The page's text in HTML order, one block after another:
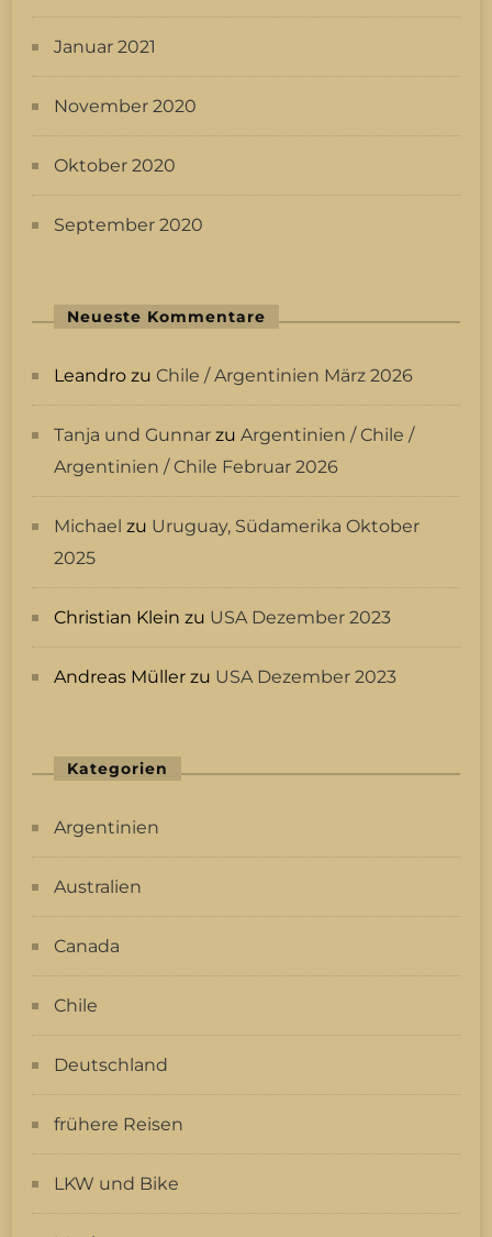
Januar 2021
November 2020
Oktober 2020
September 2020
Neueste Kommentare
Leandro zu Chile / Argentinien März 2026
Tanja und Gunnar zu Argentinien / Chile /
Argentinien / Chile Februar 2026
Michael zu Uruguay, Südamerika Oktober
2025
Christian Klein zu USA Dezember 2023
Andreas Müller zu USA Dezember 2023
Kategorien
Argentinien
Australien
Canada
Chile
Deutschland
frühere Reisen
LKW und Bike